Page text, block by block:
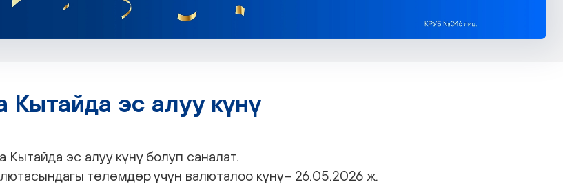
эс алуу күнү
эс алуу күнү болуп саналат.
төлөмдөр үчүн валюталоо күнү– 26.05.2026 ж.